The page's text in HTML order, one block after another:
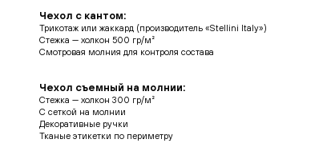
Чехол с кантом:
Трикотаж или жаккард (производитель «Stellini Italy»)
Стежка — холкон 500 гр/м²
Смотровая молния для контроля состава
Чехол съемный на молнии:
Стежка — холкон 300 гр/м²
С сеткой на молнии
Декоративные ручки
Тканые этикетки по периметру